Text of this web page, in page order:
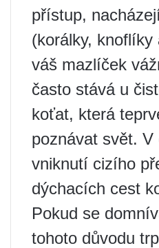
přístup,
(korálky,
váš mazlíček
často stává u
koťat, která
poznávat svět. V
vniknutí cizího
dýchacích cest
Pokud se
tohoto důvodu